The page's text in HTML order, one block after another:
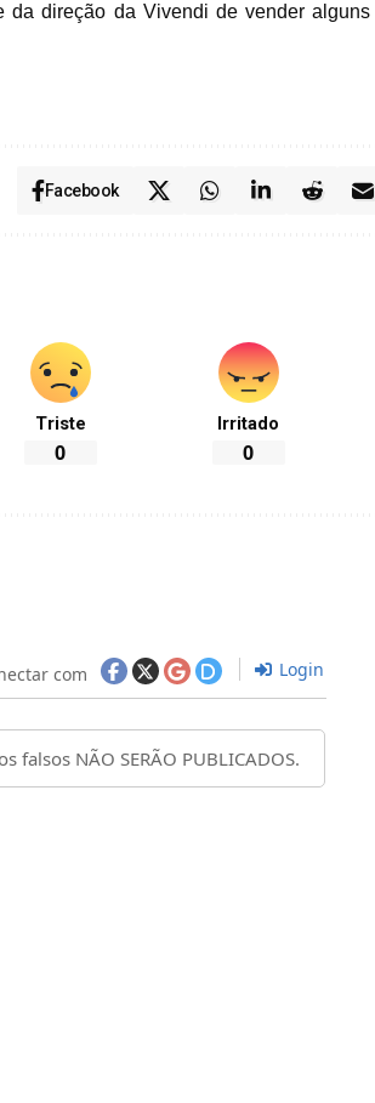
da direção da Vivendi de vender alguns
Facebook
Triste
0
Irritado
0
com Login